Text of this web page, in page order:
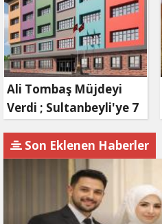
Ali Tombaş Müjdeyi
Verdi ; Sultanbeyli'ye 7
Son Eklenen Haberler